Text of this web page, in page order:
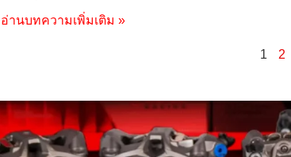
อ่านบทความเพิ่มเติม »
1 2